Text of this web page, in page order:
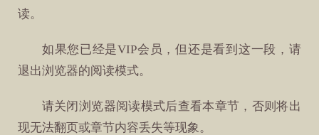
读。
如果您已经是VIP会员，但还是看到这一段，请
退出浏览器的阅读模式。
请关闭浏览器阅读模式后查看本章节，否则将出
现无法翻页或章节内容丢失等现象。